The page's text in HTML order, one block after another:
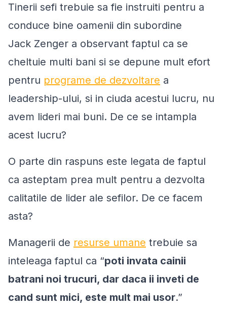
Tinerii sefi trebuie sa fie instruiti pentru a
conduce bine oamenii din subordine
Jack Zenger a observant faptul ca se
cheltuie multi bani si se depune mult efort
pentru programe de dezvoltare a
leadership-ului, si in ciuda acestui lucru, nu
avem lideri mai buni. De ce se intampla
acest lucru?
O parte din raspuns este legata de faptul
ca asteptam prea mult pentru a dezvolta
calitatile de lider ale sefilor. De ce facem
asta?
Managerii de resurse umane trebuie sa
inteleaga faptul ca “poti invata cainii
batrani noi trucuri, dar daca ii inveti de
cand sunt mici, este mult mai usor.”